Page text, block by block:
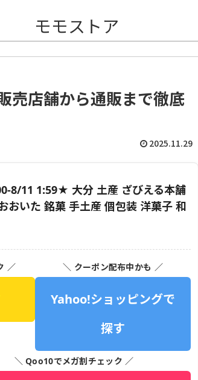
モモストア
売店舗から通販まで徹底
2025.11.29
8/11 1:59★ 大分 土産 ざびえる本舗
おいた 銘菓 手土産 個包装 洋菓子 和
／ ＼ クーポン配布中かも ／
Yahoo!ショッピングで
探す
＼ Qoo10でメガ割チェック ／